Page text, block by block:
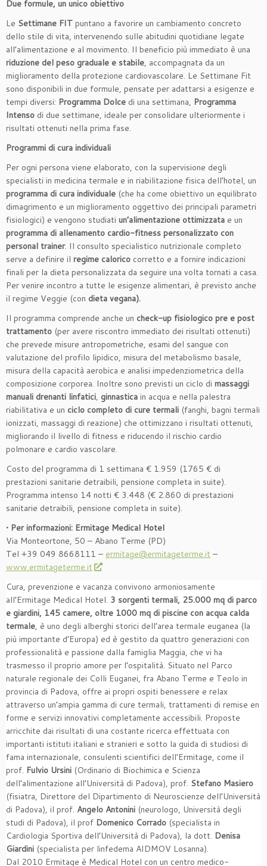
Due formule, un unico obiettivo
Le Settimane FIT puntano a favorire un cambiamento concreto
dello stile di vita, intervenendo sulle abitudini quotidiane legate
all’alimentazione e al movimento. Il beneficio più immediato è una
riduzione del peso graduale e stabile, accompagnata da un
miglioramento della protezione cardiovascolare. Le Settimane Fit
sono disponibili in due formule, pensate per adattarsi a esigenze e
tempi diversi: Programma Dolce di una settimana, Programma
Intenso di due settimane, ideale per consolidare ulteriormente i
risultati ottenuti nella prima fase.
Programmi di cura individuali
Per ogni persona viene elaborato, con la supervisione degli
specialisti in medicina termale e in riabilitazione fisica dell’hotel, un
programma di cura individuale (che ha come obiettivo un equilibrato
dimagrimento e un miglioramento oggettivo dei principali parametri
fisiologici) e vengono studiati un’alimentazione ottimizzata e un
programma di allenamento cardio-fitness personalizzato con
personal trainer. Il consulto specialistico nutrizionale completo
serve a definire il regime calorico corretto e a fornire indicazioni
finali per la dieta personalizzata da seguire una volta tornati a casa.
Per venire incontro a tutte le esigenze alimentari, è previsto anche
il regime Veggie (con dieta vegana).
Il programma comprende anche un check-up fisiologico pre e post
trattamento (per avere riscontro immediato dei risultati ottenuti)
che prevede misure antropometriche, esami del sangue con
valutazione del profilo lipidico, misura del metabolismo basale,
misura della capacità aerobica e analisi impedenziometrica della
composizione corporea. Inoltre sono previsti un ciclo di massaggi
manuali drenanti linfatici, ginnastica in acqua e nella palestra
riabilitativa e un ciclo completo di cure termali (fanghi, bagni termali
ionizzati, massaggi di reazione) che ottimizzano i risultati ottenuti,
migliorando il livello di fitness e riducendo il rischio cardio
polmonare e cardio vascolare.
Costo del programma di 1 settimana € 1.959 (1765 € di
prestazioni sanitarie detraibili, pensione completa in suite).
Programma intenso 14 notti € 3.448 (€ 2.860 di prestazioni
sanitarie detraibili, pensione completa in suite).
• Per informazioni: Ermitage Medical Hotel
Via Monteortone, 50 – Abano Terme (PD)
Tel +39 049 8668111 – ermitage@ermitageterme.it –
www.ermitageterme.it
Cura, prevenzione e vacanza convivono armoniosamente
all’Ermitage Medical Hotel. 3 sorgenti termali, 25.000 mq di parco
e giardini, 145 camere, oltre 1000 mq di piscine con acqua calda
termale, è uno degli alberghi storici dell’area termale euganea (la
più importante d’Europa) ed è gestito da quattro generazioni con
professionalità e passione dalla famiglia Maggia, che vi ha
trasmesso il proprio amore per l’ospitalità. Situato nel Parco
naturale regionale dei Colli Euganei, fra Abano Terme e Teolo in
provincia di Padova, offre ai propri ospiti benessere e relax
attraverso un’ampia gamma di cure termali, trattamenti di remise en
forme e servizi innovativi completamente accessibili. Proposte
arricchite dai risultati di una costante ricerca effettuata con
importanti istituti italiani e stranieri e sotto la guida di studiosi di
fama internazionale, consulenti scientifici dell’Ermitage, come il
prof. Fulvio Ursini (Ordinario di Biochimica e Scienza
dell’alimentazione all’Università di Padova), prof. Stefano Masiero
(fisiatra, Direttore del Dipartimento di Neuroscienze dell’Università
di Padova), il prof. Angelo Antonini (neurologo, Università degli
studi di Padova), il prof Domenico Corrado (specialista in
Cardiologia Sportiva dell’Università di Padova), la dott. Denisa
Giardini (specialista per linfedema AIDMOV Losanna).
Dal 2010 Ermitage è Medical Hotel con un centro medico-